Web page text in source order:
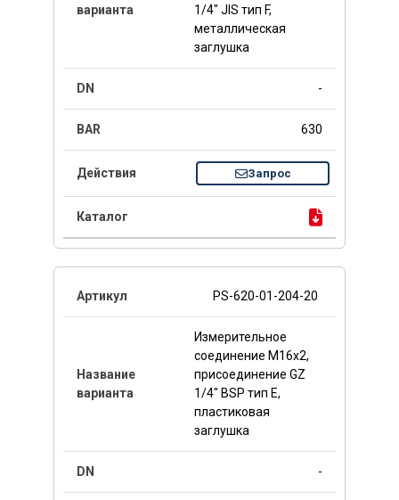
1/4" JIS тип F,
металлическая
заглушка
-
630
Запрос
PS-620-01-204-20
Измерительное
соединение M16x2,
присоединение GZ
1/4" BSP тип E,
пластиковая
заглушка
-